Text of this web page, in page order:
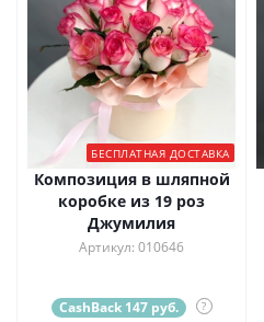
БЕСПЛАТНАЯ ДОСТАВКА
Композиция в шляпной
коробке из 19 роз
Джумилия
Артикул: 010646
CashBack 147 руб. ?